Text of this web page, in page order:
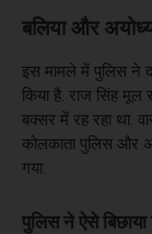
बलिया और
इस मामले में पुलिस ने
किया है. राज सिंह
बक्सर में रह रहा था.
कोलकाता पुलिस और
गया.
पुलिस ने ऐसे बिछाया